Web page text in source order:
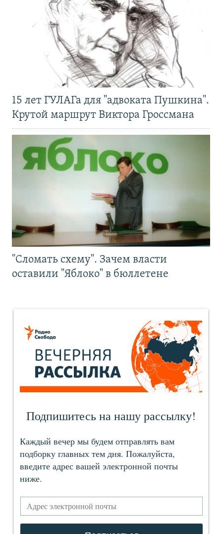
15 лет ГУЛАГа для "адвоката Пушкина".
Крутой маршрут Виктора Гроссмана
"Сломать схему". Зачем власти
оставили "Яблоко" в бюллетене